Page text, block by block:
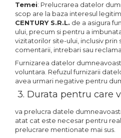
Temei: Prelucrarea datelor
scop are la baza interesul
CENTURYS.R.L. de a asigura
ului, precum si pentru a
vizitatorilor site-ului, inclusiv
comentarii, intrebari sau
Furnizarea datelor
voluntara. Refuzul furnizarii
avea urmari negative pentru
3. Durata pentru care
va prelucra datele
atat cat este necesar pentru
prelucrare mentionate mai sus.